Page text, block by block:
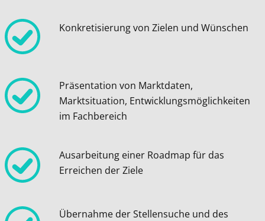
Konkretisierung von Zielen und Wünschen
Präsentation von Marktdaten,
Marktsituation, Entwicklungsmöglichkeiten
im Fachbereich
Ausarbeitung einer Roadmap für das
Erreichen der Ziele
Übernahme der Stellensuche und des